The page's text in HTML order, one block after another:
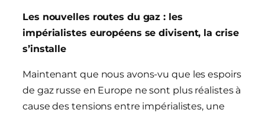
Les nouvelles routes du gaz : les
impérialistes européens se divisent, la crise
s’installe
Maintenant que nous avons-vu que les espoirs
de gaz russe en Europe ne sont plus réalistes à
cause des tensions entre impérialistes, une